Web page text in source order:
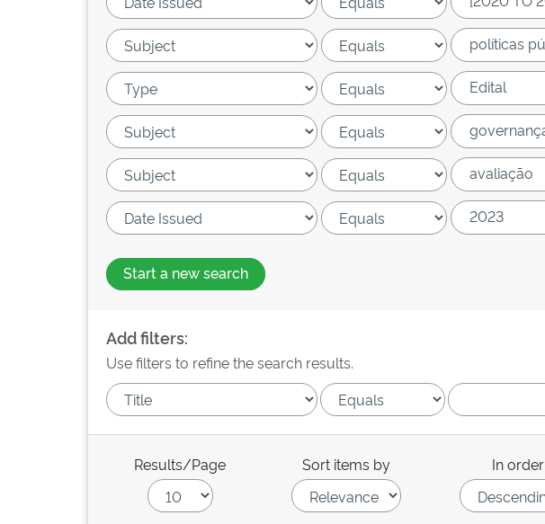
Start a new search
Add filters:
Use filters to refine the search results.
Results/Page Sort items by In order